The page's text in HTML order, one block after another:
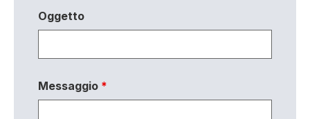
Oggetto
Messaggio *